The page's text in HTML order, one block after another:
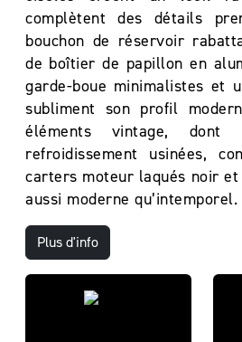
complètent des détails
bouchon de réservoir
de boîtier de papillon en
garde-boue minimalistes et
subliment son profil
éléments vintage,
refroidissement usinées,
carters moteur laqués noir
aussi moderne qu’intemporel.
Plus d'info